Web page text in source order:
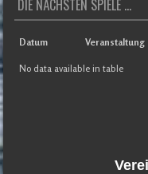
DIE NÄCHSTEN SPIELE ...
Datum Veranstaltung
No data available in table